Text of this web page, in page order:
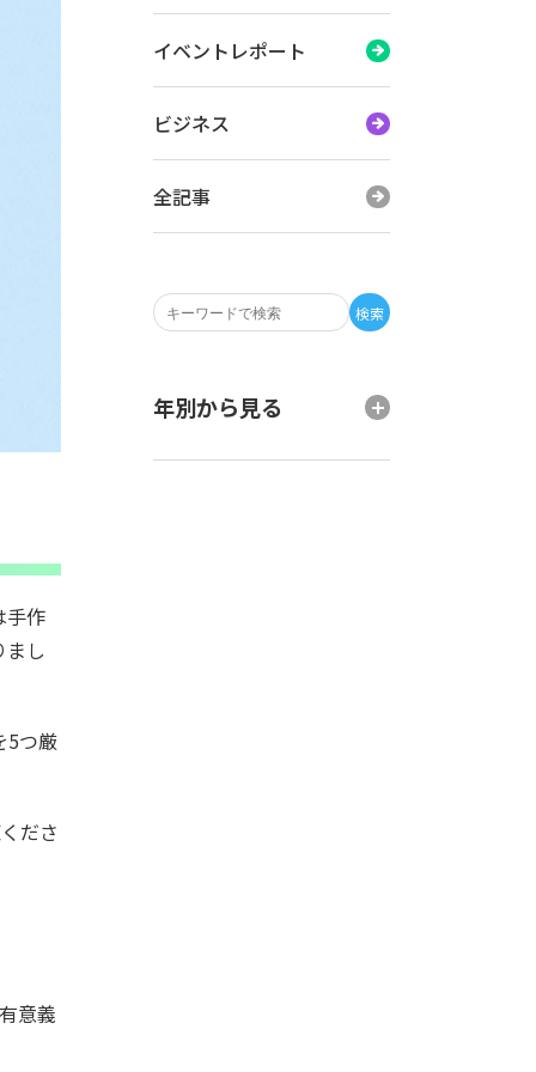
検索
イベントレポート
ビジネス
全記事
年別から見る
手作
し
5つ厳
ださ
意義